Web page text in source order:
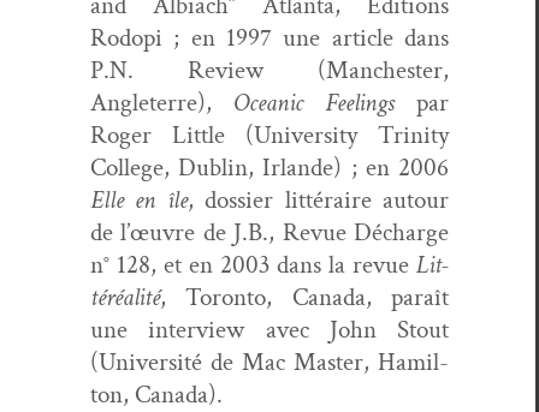
Rodopi ; en 1997 une arti­cle dans
P.N. Review (Man­ches­ter,
Angleterre), Ocean­ic Feel­ingspar
Roger Lit­tle (Uni­ver­si­ty Trin­i­ty
Col­lege, Dublin, Irlande) ; en 2006
Elle en île, dossier lit­téraire autour
de l’œuvre de J.B., Revue Décharge
n° 128, et en 2003 dans la revue Lit­
téréal­ité, Toron­to, Cana­da, paraît
une inter­view avec John Stout
(Uni­ver­sité de Mac Mas­ter, Hamil­
ton, Canada).